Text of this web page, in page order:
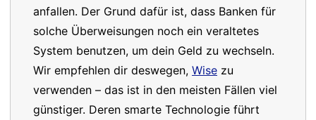
anfallen. Der Grund dafür ist, dass Banken für
solche Überweisungen noch ein veraltetes
System benutzen, um dein Geld zu wechseln.
Wir empfehlen dir deswegen, Wise zu
verwenden – das ist in den meisten Fällen viel
günstiger. Deren smarte Technologie führt